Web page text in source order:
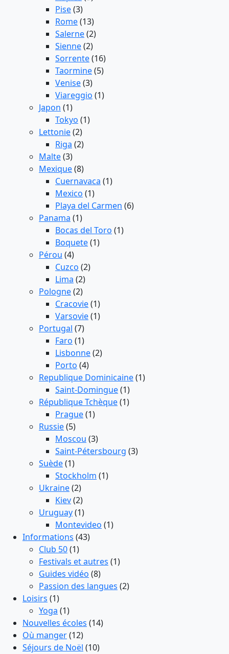
Pise(3)
Rome(13)
Salerne(2)
Sienne(2)
Sorrente(16)
Taormine(5)
Venise(3)
Viareggio (1)
Japon (1)
Tokyo (1)
Lettonie(2)
Riga (2)
Malte(3)
Mexique(8)
Cuernavaca (1)
Mexico (1)
Playa del Carmen (6)
Panama (1)
Bocas del Toro (1)
Boquete(1)
Pérou (4)
Cuzco (2)
Lima (2)
Pologne(2)
Cracovie(1)
Varsovie(1)
Portugal (7)
Faro (1)
Lisbonne(2)
Porto (4)
Republique Dominicaine(1)
Saint-Domingue(1)
République Tchèque(1)
Prague(1)
Russie(5)
Moscou (3)
Saint-Pétersbourg (3)
Suède(1)
Stockholm (1)
Ukraine(2)
Kiev(2)
Uruguay(1)
Montevideo (1)
Informations (43)
Club 50(1)
Festivals et autres (1)
Guides vidéo (8)
Passion des langues (2)
Loisirs (1)
Yoga (1)
Nouvelles écoles (14)
Où manger(12)
Séjours de Noël (10)